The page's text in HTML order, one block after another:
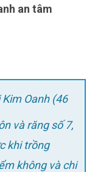
an tâm
Oanh (46
và răng số 7,
khi trồng
không và chi